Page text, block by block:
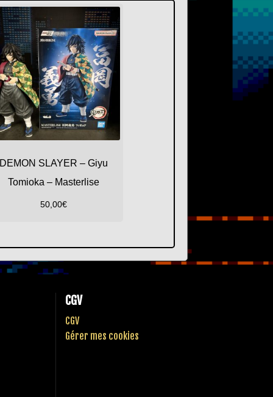
DEMON SLAYER – Giyu
Tomioka – Masterlise
50,00€
CGV
CGV
Gérer mes cookies